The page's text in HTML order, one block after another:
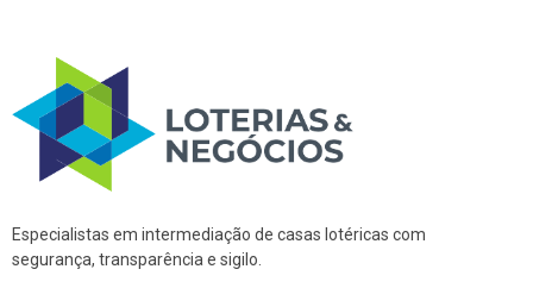
Especialistas em intermediação de casas lotéricas com
segurança, transparência e sigilo.